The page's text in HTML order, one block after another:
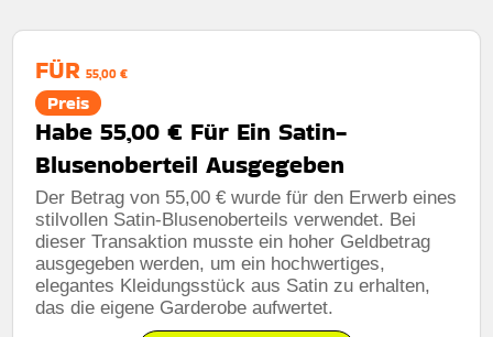
FÜR 55,00 €
Preis
Habe 55,00 € Für Ein Satin-
Blusenoberteil Ausgegeben
Der Betrag von 55,00 € wurde für den Erwerb eines
stilvollen Satin-Blusenoberteils verwendet. Bei
dieser Transaktion musste ein hoher Geldbetrag
ausgegeben werden, um ein hochwertiges,
elegantes Kleidungsstück aus Satin zu erhalten,
das die eigene Garderobe aufwertet.